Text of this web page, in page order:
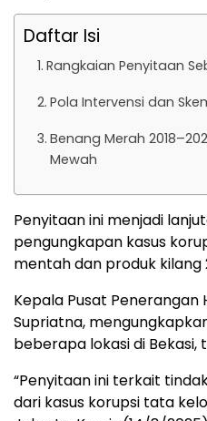
Daftar Isi
Rangkaian Penyitaan
Pola Intervensi dan
Benang Merah
Mewah
Penyitaan ini menjadi
pengungkapan kasus
mentah dan produk kilang
Kepala Pusat Penerangan
Supriatna,
beberapa lokasi di
“Penyitaan ini terkait
dari kasus korupsi tata